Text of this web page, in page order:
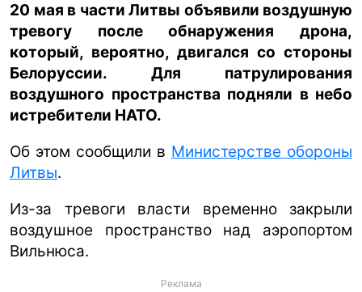
20 мая в части Литвы объявили воздушную
тревогу после обнаружения дрона,
который, вероятно, двигался со стороны
Белоруссии. Для патрулирования
воздушного пространства подняли в небо
истребители НАТО.
Об этом сообщили в Министерстве обороны
Литвы.
Из-за тревоги власти временно закрыли
воздушное пространство над аэропортом
Вильнюса.
Реклама